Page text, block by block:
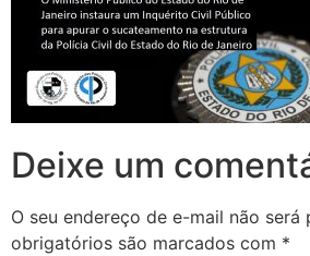
Deixe um
O seu endereço de e-mail não será
obrigatórios são marcados com *